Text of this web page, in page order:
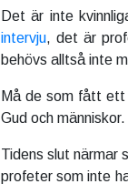
Det är inte
intervju, det är
behövs alltså inte
Må de som fått
Gud och människor.
Tidens slut närmar
profeter som inte